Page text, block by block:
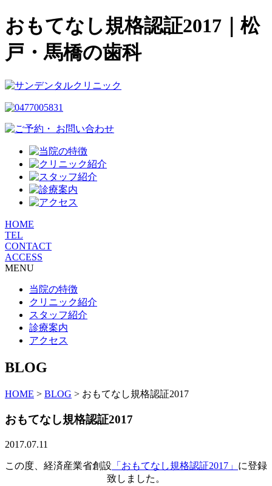
おもてなし規格認証2017｜松
戸・馬橋の歯科
HOME
TEL
CONTACT
ACCESS
MENU
当院の特徴
クリニック紹介
スタッフ紹介
診療案内
アクセス
BLOG
HOME > BLOG > おもてなし規格認証2017
おもてなし規格認証2017
2017.07.11
この度、経済産業省創設 「おもてなし規格認証2017」 に登録
致しました。